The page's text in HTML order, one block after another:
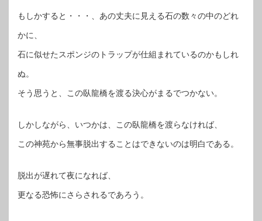
もしかすると・・・、あの丈夫に見える石の数々の中のどれ
かに、
石に似せたスポンジのトラップが仕組まれているのかもしれ
ぬ。
そう思うと、この臥龍橋を渡る決心がまるでつかない。
しかしながら、いつかは、この臥龍橋を渡らなければ、
この神苑から無事脱出することはできないのは明白である。
脱出が遅れて夜になれば、
更なる恐怖にさらされるであろう。